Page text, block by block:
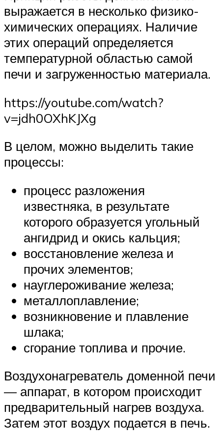
выражается в несколько физико-
химических операциях. Наличие
этих операций определяется
температурной областью самой
печи и загруженностью материала.
https://youtube.com/watch?
v=jdh0OXhKJXg
В целом, можно выделить такие
процессы:
процесс разложения
известняка, в результате
которого образуется угольный
ангидрид и окись кальция;
восстановление железа и
прочих элементов;
науглероживание железа;
металлоплавление;
возникновение и плавление
шлака;
сгорание топлива и прочие.
Воздухонагреватель доменной печи
— аппарат, в котором происходит
предварительный нагрев воздуха.
Затем этот воздух подается в печь.